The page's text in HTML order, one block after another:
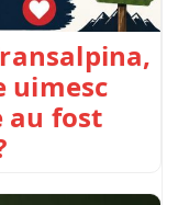
uimesc
au fost